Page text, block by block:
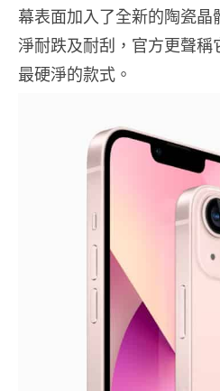
幕表面加入了全新的陶瓷
淨耐跌及耐刮，官方更聲稱
最硬淨的款式。